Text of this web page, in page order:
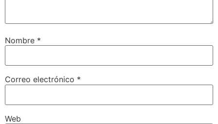
Nombre *
Correo electrónico *
Web